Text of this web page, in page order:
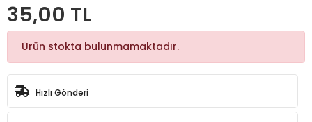
35,00 TL
Ürün stokta bulunmamaktadır.
Hızlı Gönderi